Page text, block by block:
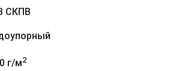
СКПВ
г/м2